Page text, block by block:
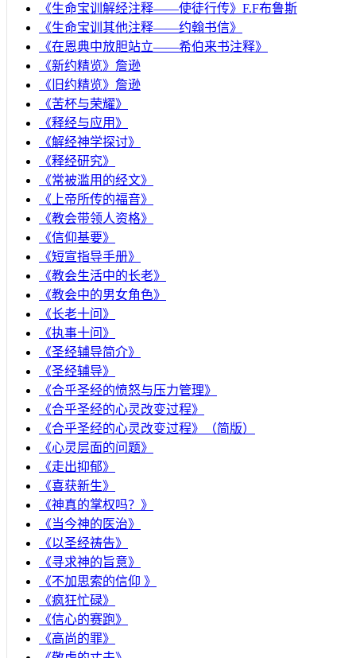
《生命宝训解经注释——使徒行传》F.F布鲁斯
《生命宝训其他注释——约翰书信》
《在恩典中放胆站立——希伯来书注释》
《新约精览》詹逊
《旧约精览》詹逊
《苦杯与荣耀》
《释经与应用》
《解经神学探讨》
《释经研究》
《常被滥用的经文》
《上帝所传的福音》
《教会带领人资格》
《信仰基要》
《短宣指导手册》
《教会生活中的长老》
《教会中的男女角色》
《长老十问》
《执事十问》
《圣经辅导简介》
《圣经辅导》
​《合乎圣经的愤怒与压力管理》
《合乎圣经的心灵改变过程》
《合乎圣经的心灵改变过程》（简版）
《心灵层面的问题》
《走出抑郁》
《喜获新生》
《神真的掌权吗？》
《当今神的医治》
《以圣经祷告》
《寻求神的旨意》
《不加思索的信仰 》
《疯狂忙碌》
《信心的赛跑》
《高尚的罪》